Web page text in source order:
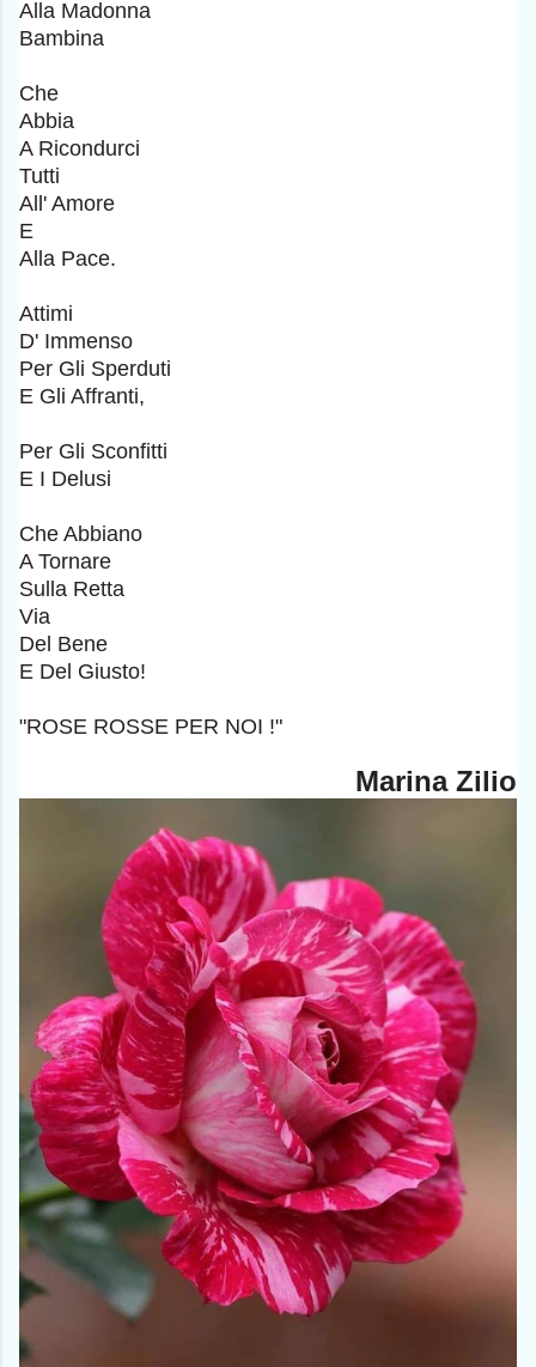
Alla Madonna
Bambina
Che
Abbia
A Ricondurci
Tutti
All' Amore
E
Alla Pace.
Attimi
D' Immenso
Per Gli Sperduti
E Gli Affranti,
Per Gli Sconfitti
E I Delusi
Che Abbiano
A Tornare
Sulla Retta
Via
Del Bene
E Del Giusto!
"ROSE ROSSE PER NOI !"
Marina Zilio